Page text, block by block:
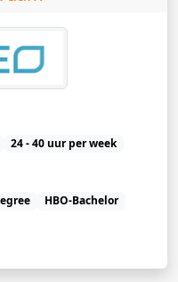
24 - 40 uur per week
HBO-Bachelor